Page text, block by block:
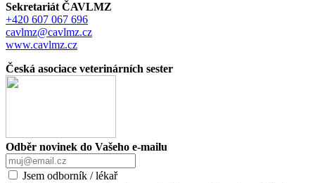
Sekretariát ČAVLMZ
+420 607 067 696
cavlmz@cavlmz.cz
www.cavlmz.cz
Česká asociace veterinárních sester
Odběr novinek do Vašeho e-mailu
Jsem odborník / lékař